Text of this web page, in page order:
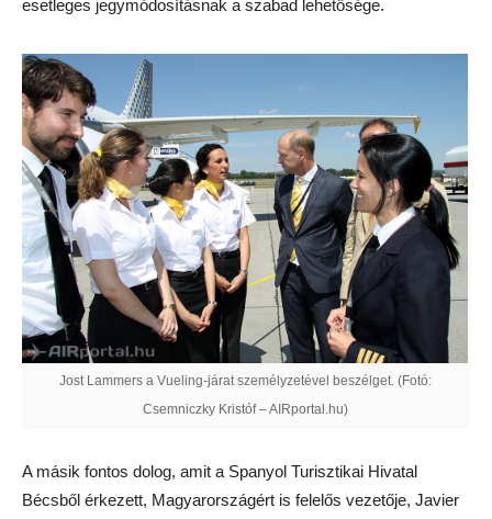
esetleges jegymódosításnak a szabad lehetősége.
Jost Lammers a Vueling-járat személyzetével beszélget. (Fotó:
Csemniczky Kristóf – AIRportal.hu)
A másik fontos dolog, amit a Spanyol Turisztikai Hivatal
Bécsből érkezett, Magyarországért is felelős vezetője, Javier